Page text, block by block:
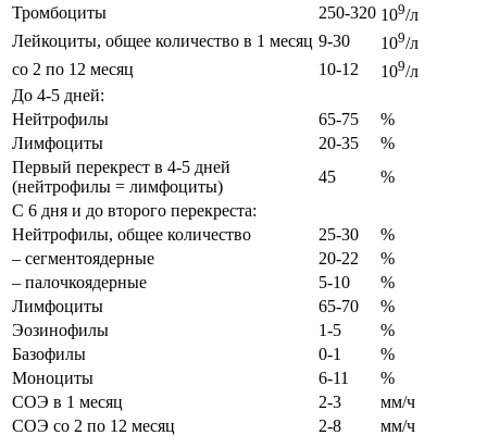
Тромбоциты
250-320 109/л
Лейкоциты, общее количество в 1 месяц 9-30 109/л
со 2 по 12 месяц
10-12 109/л
До 4-5 дней:
Нейтрофилы
65-75
%
Лимфоциты
20-35
%
Первый перекрест в 4-5 дней
(нейтрофилы = лимфоциты)
45
%
С 6 дня и до второго перекреста:
Нейтрофилы, общее количество
25-30
%
– сегментоядерные
20-22
%
– палочкоядерные
5-10
%
Лимфоциты
65-70
%
Эозинофилы
1-5
%
Базофилы
0-1
%
Моноциты
6-11
%
СОЭ в 1 месяц
2-3
мм/ч
СОЭ со 2 по 12 месяц
2-8 мм/ч